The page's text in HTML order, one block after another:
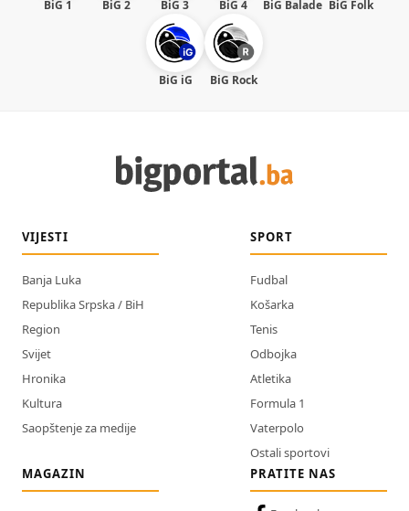
BiG 1 BiG 2 BiG 3 BiG 4 BiG Balade BiG Folk
BiG iG BiG Rock
VIJESTI
Banja Luka
Republika Srpska / BiH
Region
Svijet
Hronika
Kultura
Saopštenje za medije
SPORT
Fudbal
Košarka
Tenis
Odbojka
Atletika
Formula 1
Vaterpolo
Ostali sportovi
MAGAZIN
PRATITE NAS